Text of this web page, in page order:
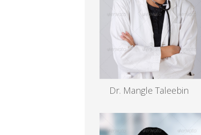
Dr. Mangle Taleebin
Read more